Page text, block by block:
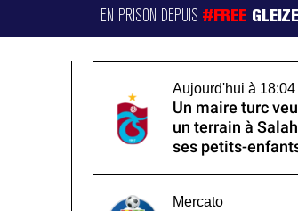
EN PRISON DEPUIS#FREE
Aujourd'hui à 18:04
Un maire turc
un terrain à
ses petits-
Mercato